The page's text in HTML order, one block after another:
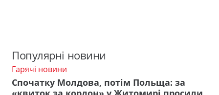
Популярні новини
Гарячі новини
Спочатку Молдова, потім Польща: за